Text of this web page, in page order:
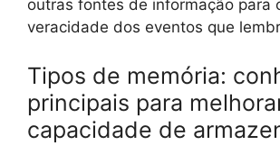
outras fontes de informação para
veracidade dos eventos que
Tipos de memória:
principais para
capacidade de